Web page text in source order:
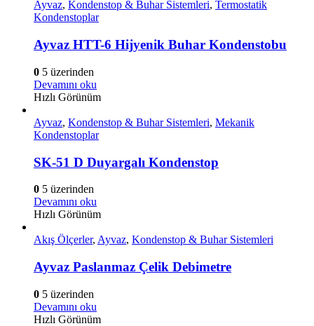
Ayvaz, Kondenstop & Buhar Sistemleri, Termostatik
Kondenstoplar
Ayvaz HTT-6 Hijyenik Buhar Kondenstobu
0 5 üzerinden
Devamını oku
Hızlı Görünüm
Ayvaz, Kondenstop & Buhar Sistemleri, Mekanik
Kondenstoplar
SK-51 D Duyargalı Kondenstop
0 5 üzerinden
Devamını oku
Hızlı Görünüm
Akış Ölçerler, Ayvaz, Kondenstop & Buhar Sistemleri
Ayvaz Paslanmaz Çelik Debimetre
0 5 üzerinden
Devamını oku
Hızlı Görünüm